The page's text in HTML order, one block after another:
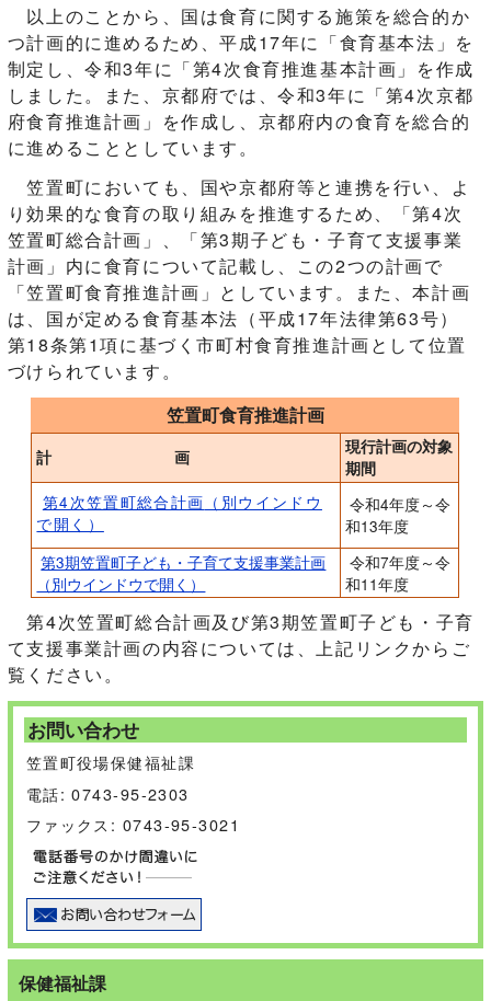
以上のことから、国は食育に関する施策を総合的か
つ計画的に進めるため、平成17年に「食育基本法」を
制定し、令和3年に「第4次食育推進基本計画」を作成
しました。また、京都府では、令和3年に「第4次京都
府食育推進計画」を作成し、京都府内の食育を総合的
に進めることとしています。
笠置町においても、国や京都府等と連携を行い、よ
り効果的な食育の取り組みを推進するため、「第4次
笠置町総合計画」、「第3期子ども・子育て支援事業
計画」内に食育について記載し、この2つの計画で
「笠置町食育推進計画」としています。また、本計画
は、国が定める食育基本法（平成17年法律第63号）
第18条第1項に基づく市町村食育推進計画として位置
づけられています。
笠置町食育推進計画
計 画
現行計画の対象
期間
第4次笠置町総合計画 （別ウインドウ
で開く）
令和4年度～令
和13年度
第3期笠置町子ども・子育て支援事業計画
（別ウインドウで開く）
令和7年度～令
和11年度
第4次笠置町総合計画及び第3期笠置町子ども・子育
て支援事業計画の内容については、上記リンクからご
覧ください。
お問い合わせ
笠置町役場保健福祉課
電話: 0743-95-2303
ファックス: 0743-95-3021
保健福祉課